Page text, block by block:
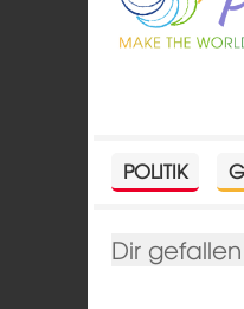
POLITIK
Dir